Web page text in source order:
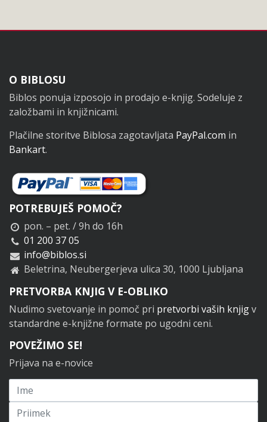
Noga
O BIBLOSU
Biblos ponuja izposojo in prodajo e-knjig. Sodeluje z
založbami in knjižnicami.
Plačilne storitve Biblosa zagotavljata PayPal.com in
Bankart.
POTREBUJEŠ POMOČ?
pon. – pet. / 9h do 16h
01 200 37 05
info@biblos.si
Beletrina, Neubergerjeva ulica 30, 1000 Ljubljana
PRETVORBA KNJIG V E-OBLIKO
Nudimo svetovanje in pomoč pri pretvorbi vaših knjigv
standardne e-knjižne formate po ugodni ceni.
POVEŽIMO SE!
Prijava na e-novice